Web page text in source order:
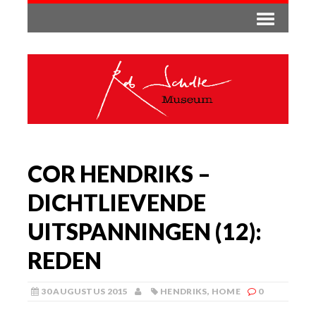
COR HENDRIKS –
DICHTLIEVENDE
UITSPANNINGEN (12):
REDEN
30 AUGUSTUS 2015 HENDRIKS, HOME 0